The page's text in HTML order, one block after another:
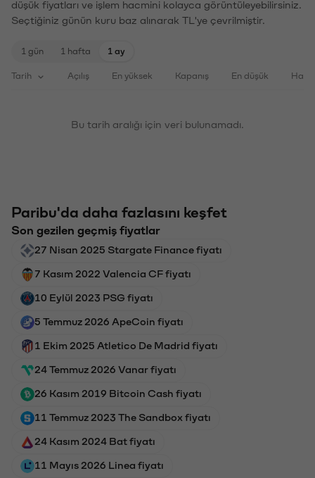
düşük fiyatları ve işlem hacmini kolayca görüntüleyebilirsiniz.
Seçtiğiniz günün kuru baz alınarak TL'ye çevrilmiştir.
1 gün 1 hafta 1 ay
Tarih Açılış En yüksek Kapanış En düşük
Bu tarih aralığı için veri bulunamadı.
Paribu'da daha fazlasını keşfet
Son gezilen geçmiş fiyatlar
27 Nisan 2025 Stargate Finance fiyatı
7 Kasım 2022 Valencia CF fiyatı
10 Eylül 2023 PSG fiyatı
5 Temmuz 2026 ApeCoin fiyatı
1 Ekim 2025 Atletico De Madrid fiyatı
24 Temmuz 2026 Vanar fiyatı
26 Kasım 2019 Bitcoin Cash fiyatı
11 Temmuz 2023 The Sandbox fiyatı
24 Kasım 2024 Bat fiyatı
11 Mayıs 2026 Linea fiyatı